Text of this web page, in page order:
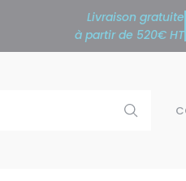
Livraison gratuite
à partir de 520€ HT